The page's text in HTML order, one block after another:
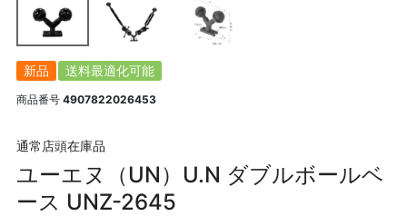
新品 送料最適化可能
商品番号 4907822026453
通常店頭在庫品
ユーエヌ（UN）U.N ダブルボールベ
ース UNZ-2645